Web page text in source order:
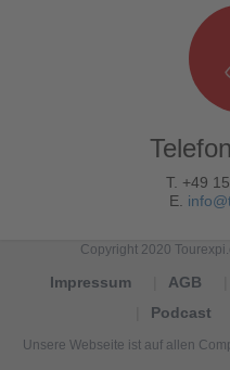
T. +49
E.
Copyright 2020
Impressum AGB
Podcast
Unsere Webseite ist auf allen